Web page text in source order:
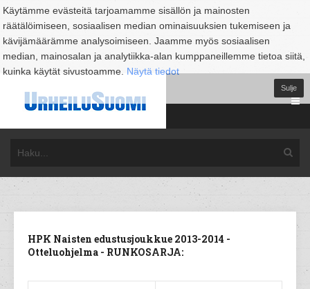
Käytämme evästeitä tarjoamamme sisällön ja mainosten
räätälöimiseen, sosiaalisen median ominaisuuksien tukemiseen ja
kävijämäärämme analysoimiseen. Jaamme myös sosiaalisen
median, mainosalan ja analytiikka-alan kumppaneillemme tietoa siitä,
kuinka käytät sivustoamme. Näytä tiedot
Sulje
HPK Naisten edustusjoukkue 2013-2014 -
Otteluohjelma - RUNKOSARJA: